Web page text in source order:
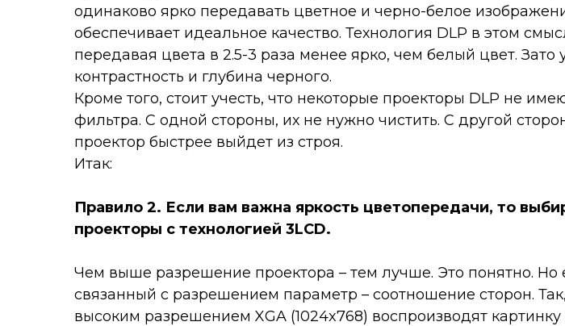
одинаково ярко передавать цветное и черно-белое
обеспечивает идеальное качество. Технология DLP в этом
передавая цвета в 2.5-3 раза менее ярко, чем белый цвет. Зато
контрастность и глубина черного.
Кроме того, стоит учесть, что некоторые проекторы DLP не
фильтра. С одной стороны, их не нужно чистить. С другой
проектор быстрее выйдет из строя.
Итак:
Правило 2. Если вам важна яркость цветопередачи, то
проекторы с технологией 3LCD.
Чем выше разрешение проектора – тем лучше. Это понятно. Но
связанный с разрешением параметр – соотношение сторон.
высоким разрешением XGA (1024x768) воспроизводят